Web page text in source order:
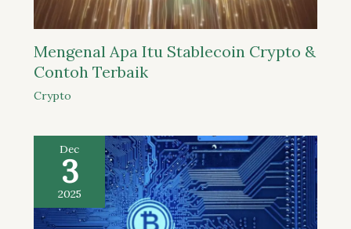
Mengenal Apa Itu Stablecoin Crypto &
Contoh Terbaik
Crypto
Dec
3
2025